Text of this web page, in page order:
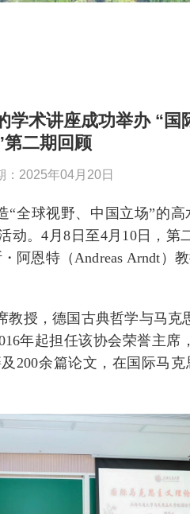
术讲座成功举办 “国
第二期回顾
：2025年04月20日
全球视野、中国立场”的
动。4月8日至4月10日，第
阿恩特（Andreas Arndt）
教授，德国古典哲学与马
年起担任该协会荣誉主席
200余篇论文，在国际马